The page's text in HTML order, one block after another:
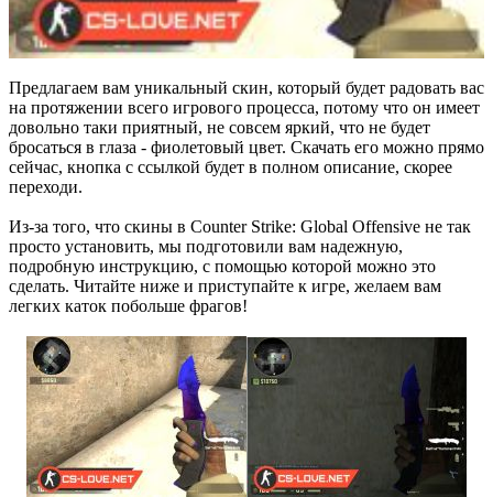
Предлагаем вам уникальный скин, который будет радовать вас
на протяжении всего игрового процесса, потому что он имеет
довольно таки приятный, не совсем яркий, что не будет
бросаться в глаза - фиолетовый цвет. Скачать его можно прямо
сейчас, кнопка с ссылкой будет в полном описание, скорее
переходи.
Из-за того, что скины в Counter Strike: Global Offensive не так
просто установить, мы подготовили вам надежную,
подробную инструкцию, с помощью которой можно это
сделать. Читайте ниже и приступайте к игре, желаем вам
легких каток побольше фрагов!